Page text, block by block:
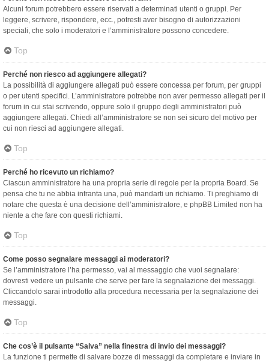
Alcuni forum potrebbero essere riservati a determinati utenti o gruppi. Per
leggere, scrivere, rispondere, ecc., potresti aver bisogno di autorizzazioni
speciali, che solo i moderatori e l’amministratore possono concedere.
Top
Perché non riesco ad aggiungere allegati?
La possibilità di aggiungere allegati può essere concessa per forum, per gruppi
o per utenti specifici. L’amministratore potrebbe non aver permesso allegati per il
forum in cui stai scrivendo, oppure solo il gruppo degli amministratori può
aggiungere allegati. Chiedi all’amministratore se non sei sicuro del motivo per
cui non riesci ad aggiungere allegati.
Top
Perché ho ricevuto un richiamo?
Ciascun amministratore ha una propria serie di regole per la propria Board. Se
pensa che tu ne abbia infranta una, può mandarti un richiamo. Ti preghiamo di
notare che questa è una decisione dell’amministratore, e phpBB Limited non ha
niente a che fare con questi richiami.
Top
Come posso segnalare messaggi ai moderatori?
Se l’amministratore l’ha permesso, vai al messaggio che vuoi segnalare:
dovresti vedere un pulsante che serve per fare la segnalazione dei messaggi.
Cliccandolo sarai introdotto alla procedura necessaria per la segnalazione dei
messaggi.
Top
Che cos’è il pulsante “Salva” nella finestra di invio dei messaggi?
La funzione ti permette di salvare bozze di messaggi da completare e inviare in